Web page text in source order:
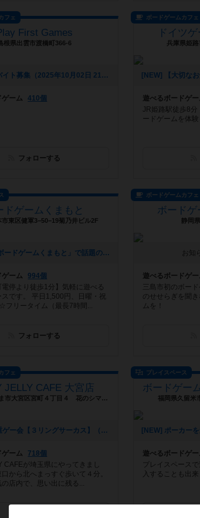
フェ
First Games
根県出雲市渡橋町366-6
[NEW] アルバイト募集（2025年10月02日 21時39分）
ーム 410個
フォローする
ボードゲームカフェ
ドイツ
兵庫県姫
遊べるボードゲー
JR姫路駅徒歩8分
ードゲームを体
ドゲームくまもと
市東区健軍3−50−19菊乃井ビル2F
[NEW] 🎲 「ボードゲームくまもと」で話題のゲームにチャレンジ！ 🚀✨（2024年12月16日 12時53分）
ーム
994個
電停より徒歩1分】気軽に遊べる
スです。 平日1,500円、日曜・祝
☆フリータイム（最長7時間...
フォローする
ボードゲームカフェ
ボードゲ
静岡
お知
遊べるボードゲー
三島市初のボード
のせせらぎを聞
ムを！
フェ
JELLY CAFE 大宮店
埼玉県さいたま市大宮区宮町４丁目４ 花のシマムラビル ２階
[NEW] 平日重ゲー会【３リングサーカス】（2024年09月01日 15時33分）
ーム
718個
CAFEが埼玉県にやってきまし
から北へまっすぐ歩いて４分。
店内で、思い出に残る...
プレイスペース
福岡県久留米
遊べるボードゲー
プレイスペース
入することも出来